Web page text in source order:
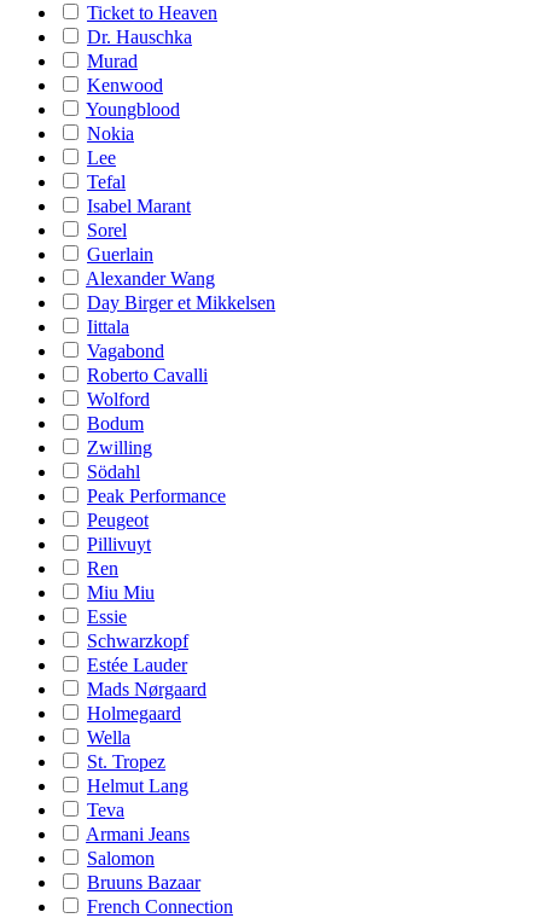
Ticket to Heaven
Dr. Hauschka
Murad
Kenwood
Youngblood
Nokia
Lee
Tefal
Isabel Marant
Sorel
Guerlain
Alexander Wang
Day Birger et Mikkelsen
Iittala
Vagabond
Roberto Cavalli
Wolford
Bodum
Zwilling
Södahl
Peak Performance
Peugeot
Pillivuyt
Ren
Miu Miu
Essie
Schwarzkopf
Estée Lauder
Mads Nørgaard
Holmegaard
Wella
St. Tropez
Helmut Lang
Teva
Armani Jeans
Salomon
Bruuns Bazaar
French Connection